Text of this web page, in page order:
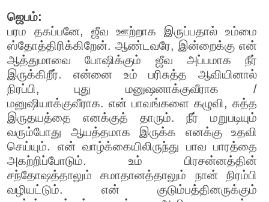
ஜெபம்:
பரம தகப்பனே, ஜீவ ஊற்றாக இருப்பதால் உம்மை
ஸ்தோத்திரிக்கிறேன். ஆண்டவரே, இன்றைக்கு என்
ஆத்துமாவை போஷிக்கும் ஜீவ அப்பமாக நீர்
இருக்கிறீர். என்னை உம் பரிசுத்த ஆவியினால்
நிரப்பி, புது மனுஷனாக்குவீராக /
மனுஷியாக்குவீராக. என் பாவங்களை கழுவி, சுத்த
இருதயத்தை எனக்குத் தாரும். நீர் மறுபடியும்
வரும்போது ஆயத்தமாக இருக்க எனக்கு உதவி
செய்யும். என் வாழ்க்கையிலிருந்து பாவ பாரத்தை
அகற்றிப்போடும். உம் பிரசன்னத்தின்
சந்தோஷத்தாலும் சமாதானத்தாலும் நான் நிரம்பி
வழியட்டும். என் குடும்பத்தினருக்கும்